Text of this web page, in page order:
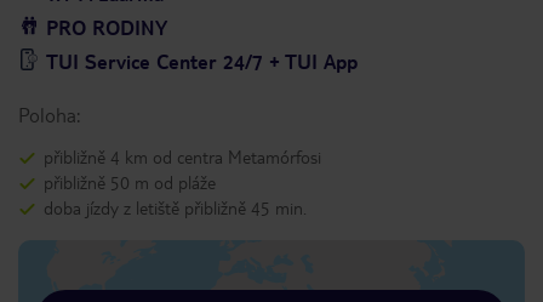
PRO RODINY
TUI Service Center 24/7 + TUI App
Poloha:
přibližně 4 km od centra Metamórfosi
přibližně 50 m od pláže
doba jízdy z letiště přibližně 45 min.